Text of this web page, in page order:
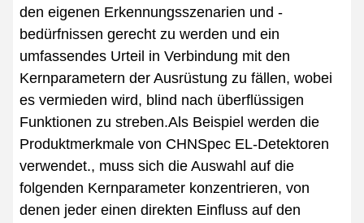
den eigenen Erkennungsszenarien und -
bedürfnissen gerecht zu werden und ein
umfassendes Urteil in Verbindung mit den
Kernparametern der Ausrüstung zu fällen, wobei
es vermieden wird, blind nach überflüssigen
Funktionen zu streben.Als Beispiel werden die
Produktmerkmale von CHNSpec EL-Detektoren
verwendet., muss sich die Auswahl auf die
folgenden Kernparameter konzentrieren, von
denen jeder einen direkten Einfluss auf den